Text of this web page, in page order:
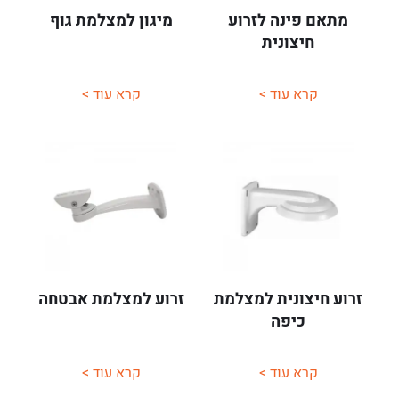
מתאם פינה לזרוע
חיצונית
קרא עוד >
מיגון למצלמת גוף
קרא עוד >
זרוע חיצונית למצלמת
כיפה
קרא עוד >
זרוע למצלמת אבטחה
קרא עוד >